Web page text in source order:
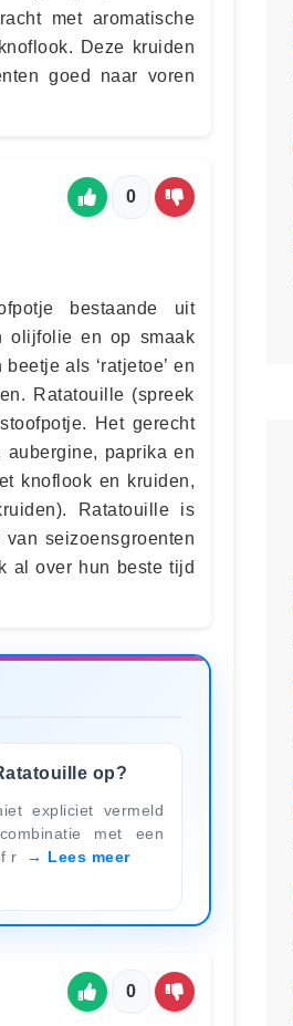
met aromatische
Deze kruiden
goed naar voren
0
bestaande uit
olijfolie en op smaak
als ‘ratjetoe’ en
Ratatouille (spreek
Het gerecht
aubergine, paprika en
knoflook en kruiden,
Ratatouille is
seizoensgroenten
al over hun beste tijd
op?
expliciet vermeld
met een
r
Lees meer
0